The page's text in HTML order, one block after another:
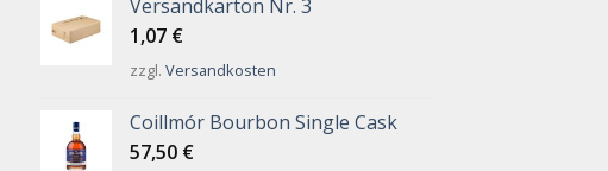
Versandkarton Nr. 3
1,07 €
zzgl. Versandkosten
Coillmór Bourbon Single Cask
57,50 €